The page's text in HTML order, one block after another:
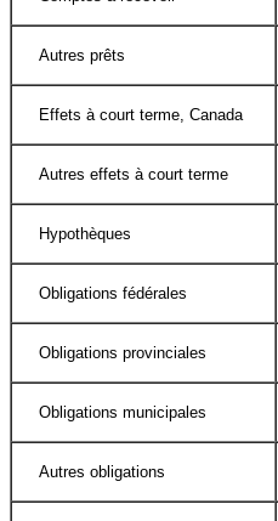
Autres prêts
Effets à court terme, Canada
Autres effets à court terme
Hypothèques
Obligations fédérales
Obligations provinciales
Obligations municipales
Autres obligations